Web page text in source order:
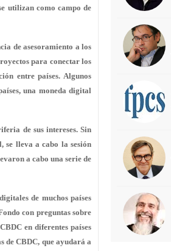
utilizan como campo de
de asesoramiento a los
para conectar los
entre países. Algunos
una moneda digital
de sus intereses. Sin
se lleva a cabo la sesión
a cabo una serie de
de muchos países
con preguntas sobre
en diferentes países
de CBDC, que ayudará a